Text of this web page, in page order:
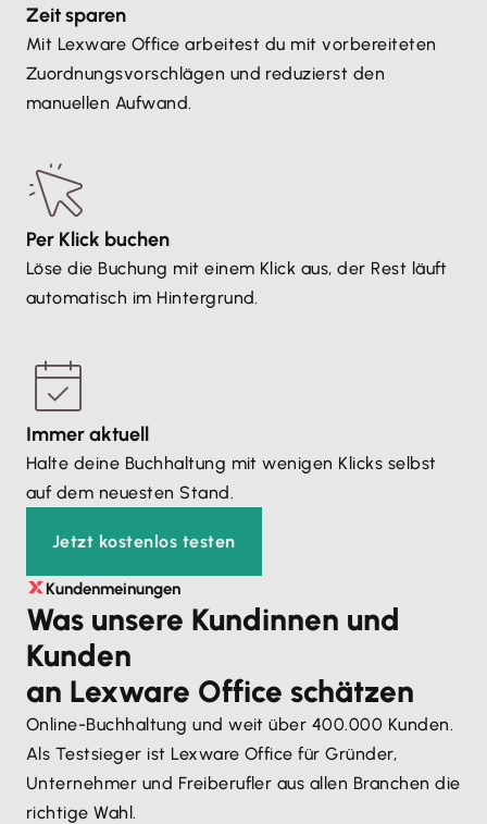
Zeit sparen
Mit Lexware Office arbeitest du mit vorbereiteten
Zuordnungsvorschlägen und reduzierst den
manuellen Aufwand.
Per Klick buchen
Löse die Buchung mit einem Klick aus, der Rest läuft
automatisch im Hintergrund.
Immer aktuell
Halte deine Buchhaltung mit wenigen Klicks selbst
auf dem neuesten Stand.
Jetzt kostenlos testen
Kundenmeinungen
Was unsere Kundinnen und
Kunden
an Lexware Office schätzen
Online-Buchhaltung und weit über 400.000 Kunden.
Als Testsieger ist Lexware Office für Gründer,
Unternehmer und Freiberufler aus allen Branchen die
richtige Wahl.